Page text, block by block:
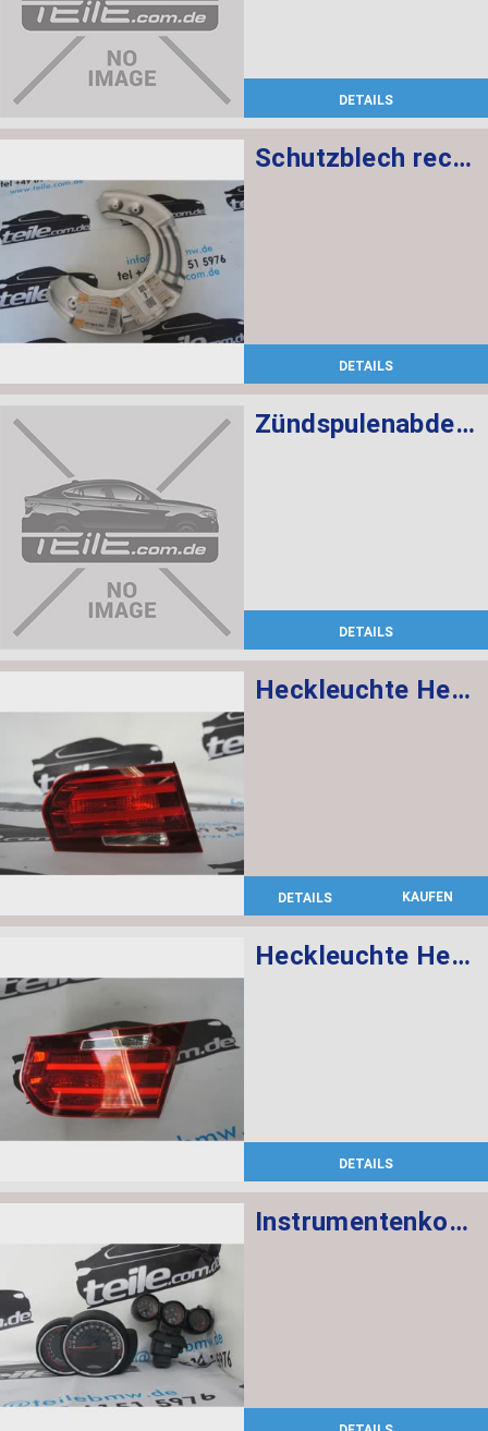
DETAILS
Schutzblech rechts
DETAILS
Zündspulenabdeckung
DETAILS
Heckleuchte Heckklappe links
DETAILS KAUFEN
Heckleuchte Heckklappe rechts
DETAILS
Instrumentenkombination KMH Chrono Paket